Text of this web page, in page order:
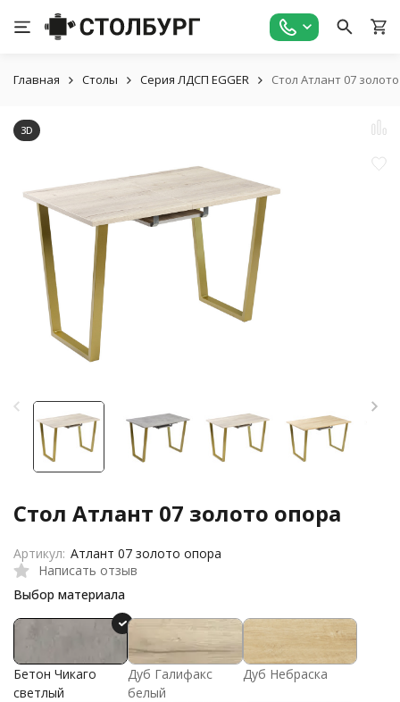
Главная Столы Серия ЛДСП EGGER Стол Атлант 07
3D
Стол Атлант 07 золото опора
Написать отзыв
Выбор материала
Бетон Чикаго
светлый
Дуб Галифакс
белый
Дуб Небраска
Артикул: Атлант 07 золото опора